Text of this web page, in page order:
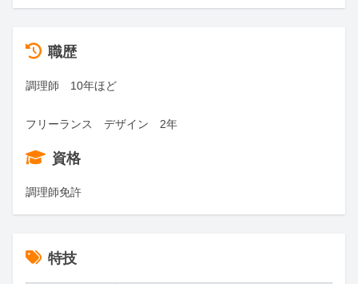
職歴
調理師　10年ほど
フリーランス　デザイン　2年
資格
調理師免許
特技